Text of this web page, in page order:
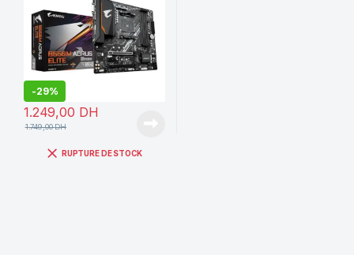
-29%
1.249,00 DH
1.749,00DH
RUPTURE DE STOCK